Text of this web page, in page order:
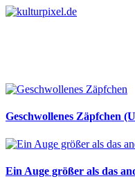
Geschwollenes Zäpfchen
Ein Auge größer als das